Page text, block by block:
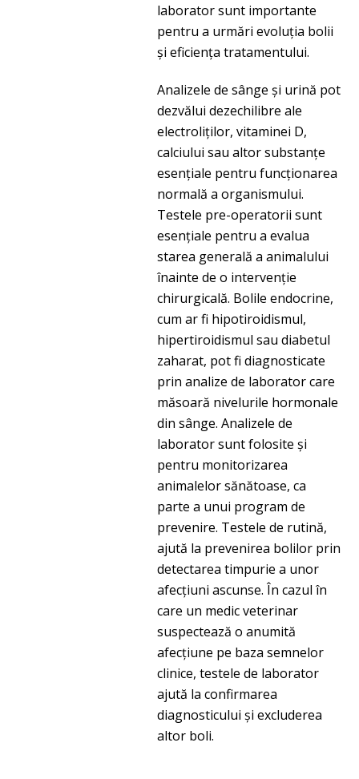
laborator sunt importante
pentru a urmări evoluția bolii
și eficiența tratamentului.
Analizele de sânge și urină pot
dezvălui dezechilibre ale
electroliților, vitaminei D,
calciului sau altor substanțe
esențiale pentru funcționarea
normală a organismului.
Testele pre-operatorii sunt
esențiale pentru a evalua
starea generală a animalului
înainte de o intervenție
chirurgicală. Bolile endocrine,
cum ar fi hipotiroidismul,
hipertiroidismul sau diabetul
zaharat, pot fi diagnosticate
prin analize de laborator care
măsoară nivelurile hormonale
din sânge. Analizele de
laborator sunt folosite și
pentru monitorizarea
animalelor sănătoase, ca
parte a unui program de
prevenire. Testele de rutină,
ajută la prevenirea bolilor prin
detectarea timpurie a unor
afecțiuni ascunse. În cazul în
care un medic veterinar
suspectează o anumită
afecțiune pe baza semnelor
clinice, testele de laborator
ajută la confirmarea
diagnosticului și excluderea
altor boli.